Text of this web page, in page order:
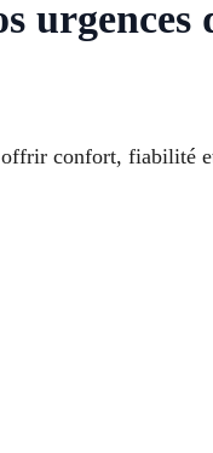
offrir confort, fiabilité